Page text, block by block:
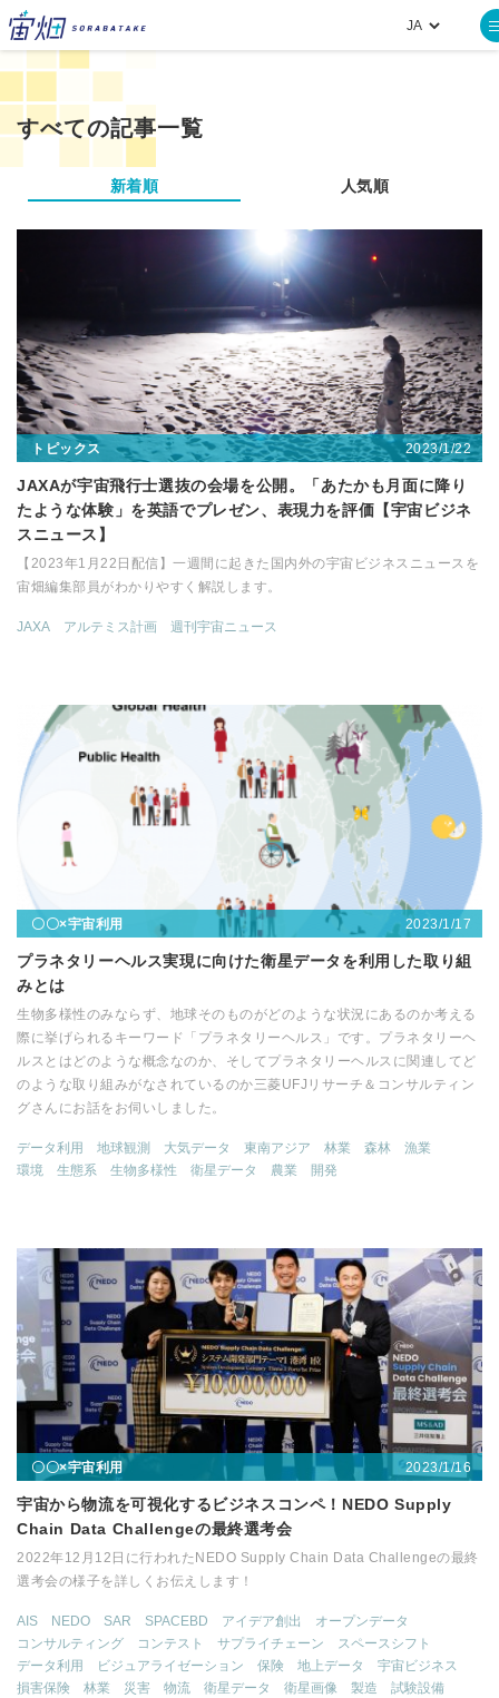
すべての記事一覧
新着順 人気順
トピックス 2023/1/22
JAXAが宇宙飛行士選抜の会場を公開。「あたかも月面に降り
たような体験」を英語でプレゼン、表現力を評価【宇宙ビジネ
スニュース】
【2023年1月22日配信】一週間に起きた国内外の宇宙ビジネスニュースを
宙畑編集部員がわかりやすく解説します。
JAXA アルテミス計画 週刊宇宙ニュース
〇〇×宇宙利用 2023/1/17
プラネタリーヘルス実現に向けた衛星データを利用した取り組
みとは
生物多様性のみならず、地球そのものがどのような状況にあるのか考える
際に挙げられるキーワード「プラネタリーヘルス」です。プラネタリーヘ
ルスとはどのような概念なのか、そしてプラネタリーヘルスに関連してど
のような取り組みがなされているのか三菱UFJリサーチ＆コンサルティン
グさんにお話をお伺いしました。
データ利用 地球観測 大気データ 東南アジア 林業 森林
漁業
環境
生態系 生物多様性 衛星データ 農業 開発
〇〇×宇宙利用 2023/1/16
宇宙から物流を可視化するビジネスコンペ！NEDO Supply
Chain Data Challengeの最終選考会
2022年12月12日に行われたNEDO Supply Chain Data Challengeの最終
選考会の様子を詳しくお伝えします！
AIS NEDO SAR SPACEBD アイデア創出
オープンデータ
コンサルティング
コンテスト サプライチェーン
スペースシフト
データ利用
ビジュアライゼーション 保険 地上データ
宇宙ビジネス
損害保険
林業 災害 物流 衛星データ 衛星画像 製造
試験設備